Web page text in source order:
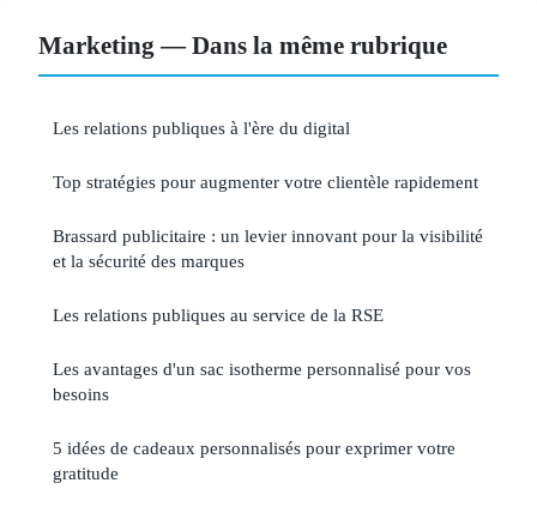
Marketing — Dans la même rubrique
Les relations publiques à l'ère du digital
Top stratégies pour augmenter votre clientèle rapidement
Brassard publicitaire : un levier innovant pour la visibilité
et la sécurité des marques
Les relations publiques au service de la RSE
Les avantages d'un sac isotherme personnalisé pour vos
besoins
5 idées de cadeaux personnalisés pour exprimer votre
gratitude